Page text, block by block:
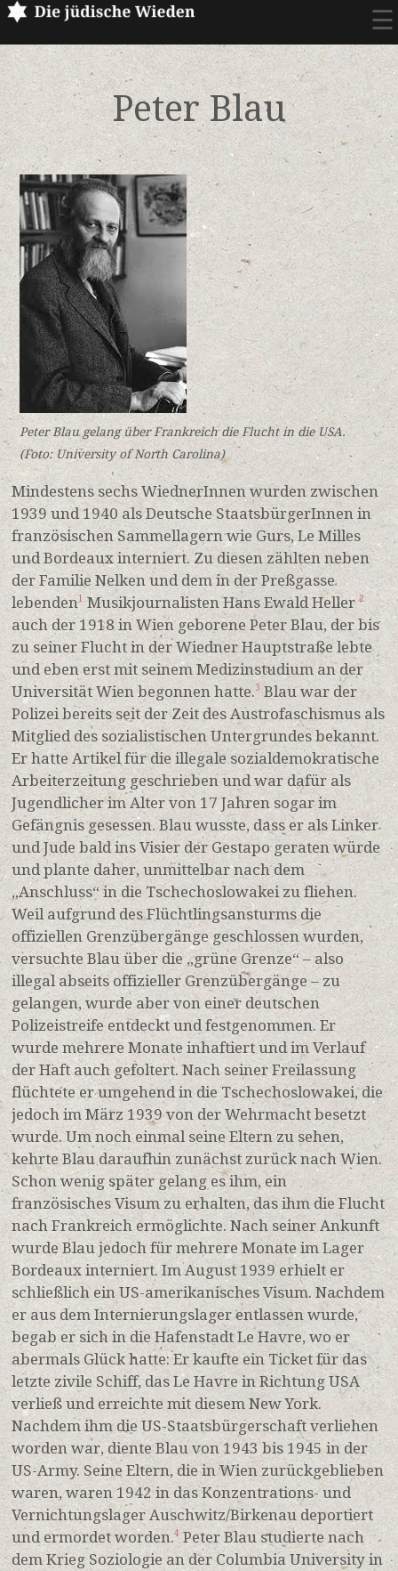
☰
Peter Blau
Peter Blau gelang über Frankreich die Flucht in die USA.
(Foto: University of North Carolina)
Mindestens sechs WiednerInnen wurden zwischen
1939 und 1940 als Deutsche StaatsbürgerInnen in
französischen Sammellagern wie Gurs, Le Milles
und Bordeaux interniert. Zu diesen zählten neben
der Familie Nelken und dem in der Preßgasse
lebenden1 Musikjournalisten Hans Ewald Heller2
auch der 1918 in Wien geborene Peter Blau, der bis
zu seiner Flucht in der Wiedner Hauptstraße lebte
und eben erst mit seinem Medizinstudium an der
Universität Wien begonnen hatte.3 Blau war der
Polizei bereits seit der Zeit des Austrofaschismus als
Mitglied des sozialistischen Untergrundes bekannt.
Er hatte Artikel für die illegale sozialdemokratische
Arbeiterzeitung geschrieben und war dafür als
Jugendlicher im Alter von 17 Jahren sogar im
Gefängnis gesessen. Blau wusste, dass er als Linker
und Jude bald ins Visier der Gestapo geraten würde
und plante daher, unmittelbar nach dem
„Anschluss“ in die Tschechoslowakei zu fliehen.
Weil aufgrund des Flüchtlingsansturms die
offiziellen Grenzübergänge geschlossen wurden,
versuchte Blau über die „grüne Grenze“ – also
illegal abseits offizieller Grenzübergänge – zu
gelangen, wurde aber von einer deutschen
Polizeistreife entdeckt und festgenommen. Er
wurde mehrere Monate inhaftiert und im Verlauf
der Haft auch gefoltert. Nach seiner Freilassung
flüchtete er umgehend in die Tschechoslowakei, die
jedoch im März 1939 von der Wehrmacht besetzt
wurde. Um noch einmal seine Eltern zu sehen,
kehrte Blau daraufhin zunächst zurück nach Wien.
Schon wenig später gelang es ihm, ein
französisches Visum zu erhalten, das ihm die Flucht
nach Frankreich ermöglichte. Nach seiner Ankunft
wurde Blau jedoch für mehrere Monate im Lager
Bordeaux interniert. Im August 1939 erhielt er
schließlich ein US-amerikanisches Visum. Nachdem
er aus dem Internierungslager entlassen wurde,
begab er sich in die Hafenstadt Le Havre, wo er
abermals Glück hatte: Er kaufte ein Ticket für das
letzte zivile Schiff, das Le Havre in Richtung USA
verließ und erreichte mit diesem New York.
Nachdem ihm die US-Staatsbürgerschaft verliehen
worden war, diente Blau von 1943 bis 1945 in der
US-Army. Seine Eltern, die in Wien zurückgeblieben
waren, waren 1942 in das Konzentrations- und
Vernichtungslager Auschwitz/Birkenau deportiert
und ermordet worden.4Peter Blau studierte nach
dem Krieg Soziologie an der Columbia University in